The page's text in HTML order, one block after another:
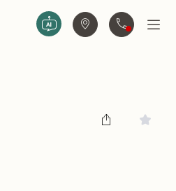
Trova agenziaContattaciApri